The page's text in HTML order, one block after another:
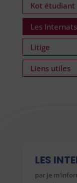
Kot étudiant
Les Internats
Litige
Liens utiles
LES
par Je